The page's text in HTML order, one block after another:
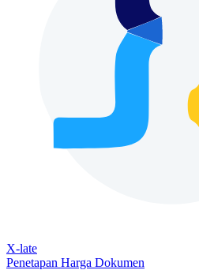
X-late
Penetapan Harga Dokumen